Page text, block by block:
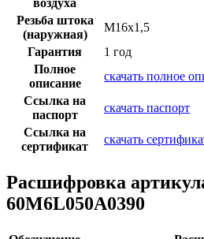
Резьба штока
(наружная)
M16x1,5
Гарантия
1 год
Полное
описание
скачать полное
Ссылка на
паспорт
скачать паспорт
Ссылка на
сертификат
скачать
Расшифровка
60M6L050A0390